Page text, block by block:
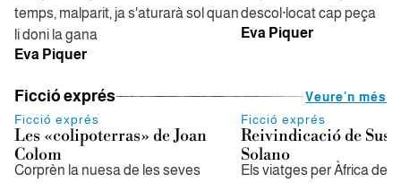
temps, malparit, ja s'aturarà sol quan
li doni la gana
Eva Piquer
descol·locat cap peça
Eva Piquer
Ficció exprés
Veure'n més
Ficció exprés
Les «colipoterras» de Joan
Colom
Corprèn la nuesa de les seves
Ficció exprés
Reivindicació de
Solano
Els viatges per Àfrica de